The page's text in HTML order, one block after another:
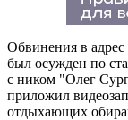
Обвинения в
был осужден по
с ником "Олег
приложил
отдыхающих